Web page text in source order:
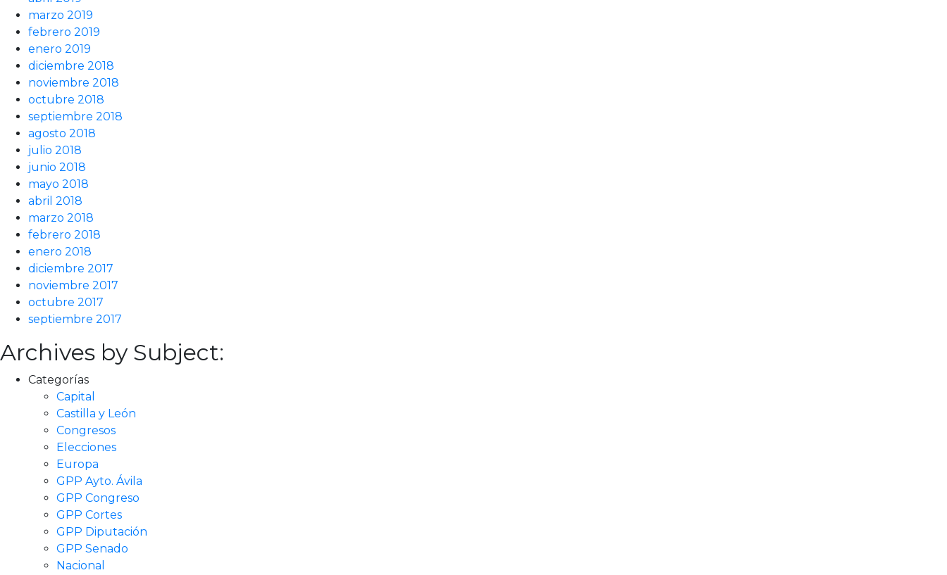
marzo 2019
febrero 2019
enero 2019
diciembre 2018
noviembre 2018
octubre 2018
septiembre 2018
agosto 2018
julio 2018
junio 2018
mayo 2018
abril 2018
marzo 2018
febrero 2018
enero 2018
diciembre 2017
noviembre 2017
octubre 2017
septiembre 2017
Archives by Subject:
Categorías
Capital
Castilla y León
Congresos
Elecciones
Europa
GPP Ayto. Ávila
GPP Congreso
GPP Cortes
GPP Diputación
GPP Senado
Nacional